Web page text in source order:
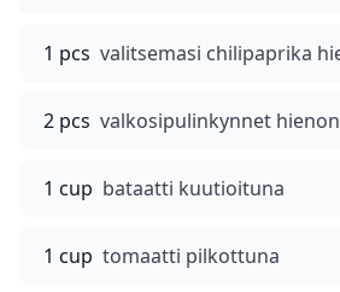
1 pcs valitsemasi chilipaprika
2 pcs valkosipulinkynnet
1 cup bataatti kuutioituna
1 cup tomaatti pilkottuna